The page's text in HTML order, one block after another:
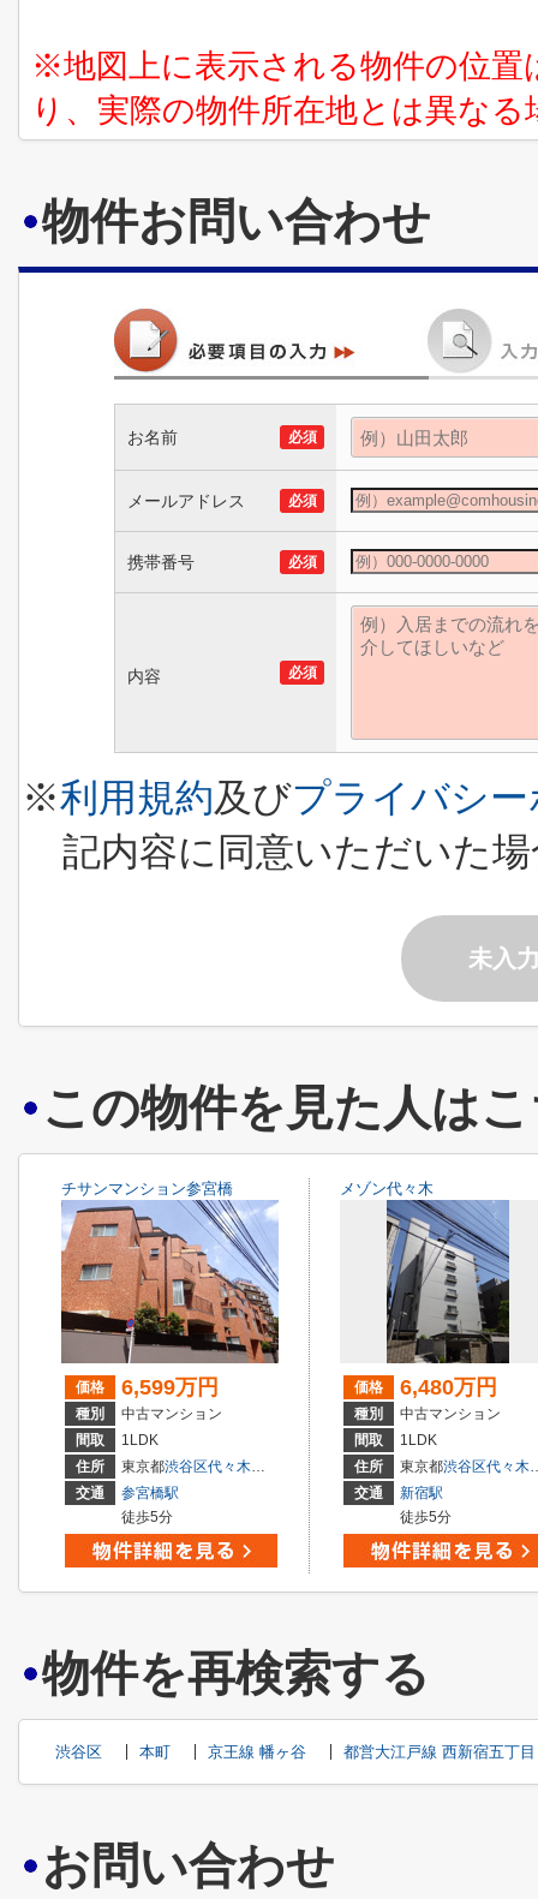
※地図上に表示される物件の位
り、実際の物件所在地とは異な
物件お問い合わせ
お名前 必須
メールアドレス 必須
携帯番号 必須
内容 必須
※利用規約及びプライバシ
記内容に同意いただいた
未入
この物件を見た人は
チサンマンション参宮橋
価格 6,599万円
種別
中古マンション
間取
1LDK
住所
東京都渋谷区代々木４丁目
交通
参宮橋駅
徒歩5分
メゾン代々木
価格 6,480万円
種別
中古マンション
間取
1LDK
住所
東京都渋谷区代々木
交通
新宿駅
徒歩5分
物件を再検索する
渋谷区 本町 京王線 幡ヶ谷 都営大江戸線 西新宿五丁目
お問い合わせ